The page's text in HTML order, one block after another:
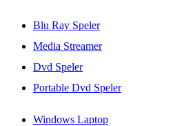
Blu Ray Speler
Media Streamer
Dvd Speler
Portable Dvd Speler
Windows Laptop